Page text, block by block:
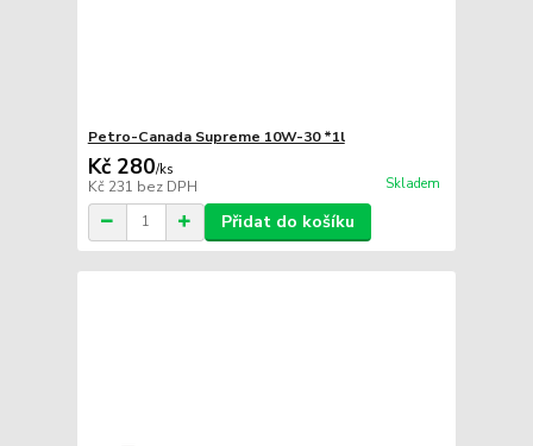
Petro-Canada Supreme 10W-30 *1l
Kč 280/ks
Kč 231 bez DPH Skladem
Přidat do košíku